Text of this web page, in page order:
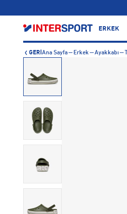
ERKEK
GERİ Ana Sayfa Erkek Ayakkabı